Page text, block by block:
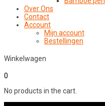
Over Ons
Contact
Account
Mijn account
Bestellingen
Winkelwagen
0
No products in the cart.